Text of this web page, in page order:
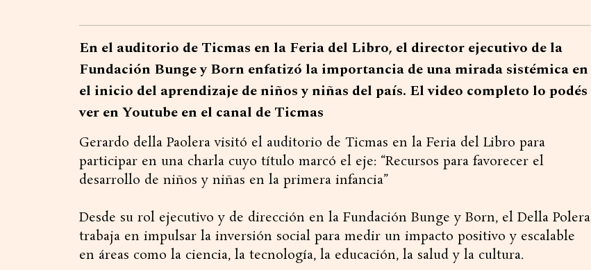
En el auditorio de Ticmas en la Feria del Libro, el director ejecutivo de la
Fundación Bunge y Born enfatizó la importancia de una mirada sistémica en
el inicio del aprendizaje de niños y niñas del país. El video completo lo podés
ver en Youtube en el canal de Ticmas
Gerardo della Paolera visitó el auditorio de Ticmas en la Feria del Libro para
participar en una charla cuyo título marcó el eje: “Recursos para favorecer el
desarrollo de niños y niñas en la primera infancia”
Desde su rol ejecutivo y de dirección en la Fundación Bunge y Born, el Della Polera
trabaja en impulsar la inversión social para medir un impacto positivo y escalable
en áreas como la ciencia, la tecnología, la educación, la salud y la cultura.